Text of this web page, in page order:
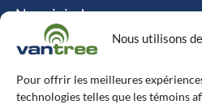
Nous utilisons
Pour offrir les meilleures
technologies telles que les témoins
Nous joindre
Politique relative aux cookies
Contact